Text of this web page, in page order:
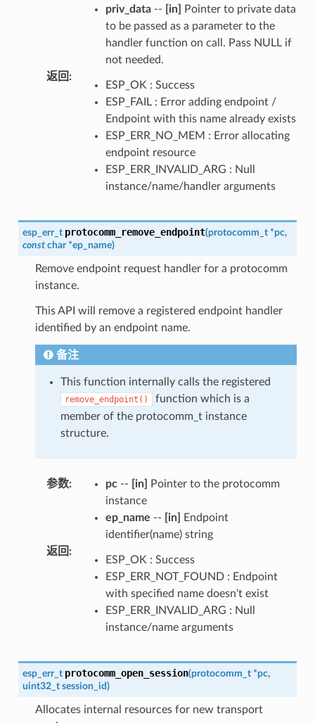
priv_data-- [in]
Pointer to private data
to be passed as a parameter to the
handler function on call. Pass NULL if
not needed.
返回 :
ESP_OK : Success
ESP_FAIL : Error adding endpoint /
Endpoint with this name already exists
ESP_ERR_NO_MEM : Error allocating
endpoint resource
ESP_ERR_INVALID_ARG : Null
instance/name/handler arguments
esp_err_t protocomm_remove_endpoint(protocomm_t *pc,
const char *ep_name)
Remove endpoint request handler for a protocomm
instance.
This API will remove a registered endpoint handler
identified by an endpoint name.
备注
This function internally calls the registered
remove_endpoint()
function which is a
member of the protocomm_t instance
structure.
参数: pc-- [in]
Pointer to the protocomm
instance
ep_name -- [in]
Endpoint
identifier(name) string
返回 :
ESP_OK : Success
ESP_ERR_NOT_FOUND : Endpoint
with specified name doesn't exist
ESP_ERR_INVALID_ARG : Null
instance/name arguments
esp_err_t protocomm_open_session(protocomm_t *pc,
uint32_t session_id)
Allocates internal resources for new transport